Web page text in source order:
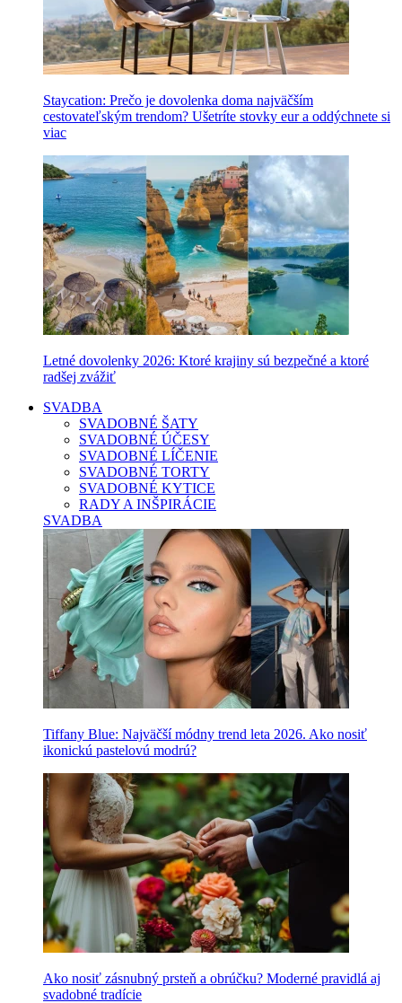
Staycation: Prečo je dovolenka doma najväčším
cestovateľským trendom? Ušetríte stovky eur a oddýchnete si
viac
Letné dovolenky 2026: Ktoré krajiny sú bezpečné a ktoré
radšej zvážiť
SVADBA
SVADOBNÉ ŠATY
SVADOBNÉ ÚČESY
SVADOBNÉ LÍČENIE
SVADOBNÉ TORTY
SVADOBNÉ KYTICE
RADY A INŠPIRÁCIE
SVADBA
Tiffany Blue: Najväčší módny trend leta 2026. Ako nosiť
ikonickú pastelovú modrú?
Ako nosiť zásnubný prsteň a obrúčku? Moderné pravidlá aj
svadobné tradície